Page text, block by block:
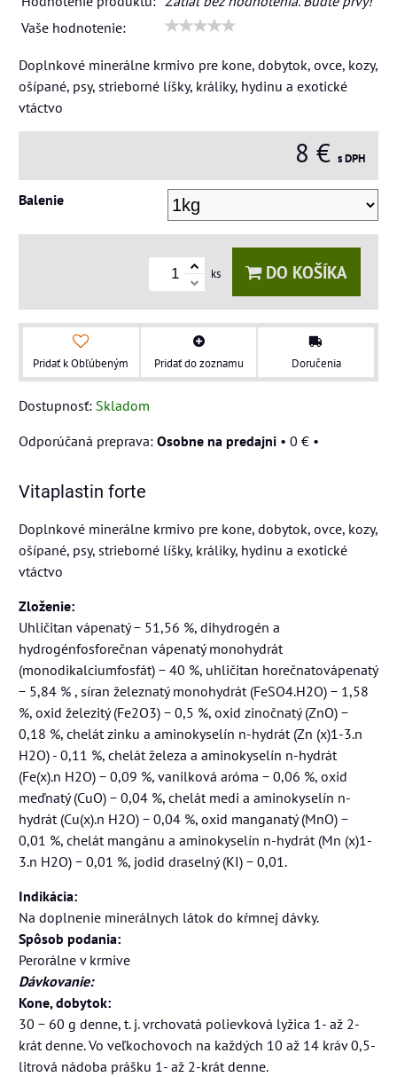
Vaše hodnotenie:
Doplnkové minerálne krmivo pre kone, dobytok, ovce, kozy,
ošípané, psy, strieborné líšky, králiky, hydinu a exotické
vtáctvo
8 € s DPH
Balenie
ks DO KOŠÍKA
Pridať k Obľúbeným Pridať do zoznamu Doručenia
Dostupnosť: Skladom
Osobne na predajni • 0 € •
Vitaplastin forte
Doplnkové minerálne krmivo pre kone, dobytok, ovce, kozy,
ošípané, psy, strieborné líšky, králiky, hydinu a exotické
vtáctvo
Zloženie:
Uhličitan vápenatý − 51,56 %, dihydrogén a
hydrogénfosforečnan vápenatý monohydrát
(monodikalciumfosfát) − 40 %, uhličitan horečnatovápenatý
− 5,84 % , síran železnatý monohydrát (FeSO4.H2O) − 1,58
%, oxid železitý (Fe2O3) − 0,5 %, oxid zinočnatý (ZnO) −
0,18 %, chelát zinku a aminokyselín n-hydrát (Zn (x)1-3.n
H2O) - 0,11 %, chelát železa a aminokyselín n-hydrát
(Fe(x).n H2O) − 0,09 %, vanilková aróma − 0,06 %, oxid
meďnatý (CuO) − 0,04 %, chelát medi a aminokyselín n-
hydrát (Cu(x).n H2O) − 0,04 %, oxid manganatý (MnO) −
0,01 %, chelát mangánu a aminokyselín n-hydrát (Mn (x)1-
3.n H2O) − 0,01 %, jodid draselný (KI) − 0,01.
Indikácia:
Na doplnenie minerálnych látok do kŕmnej dávky.
Spôsob podania:
Perorálne v krmive
Dávkovanie:
Kone, dobytok:
30 − 60 g denne, t. j. vrchovatá polievková lyžica 1- až 2-
krát denne. Vo veľkochovoch na každých 10 až 14 kráv 0,5-
litrová nádoba prášku 1- až 2-krát denne.